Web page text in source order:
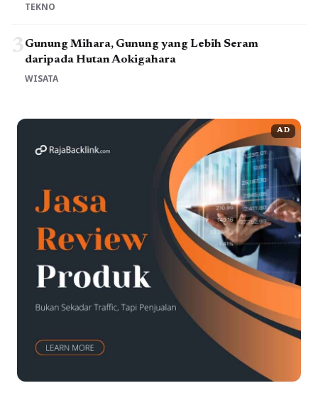
TEKNO
3Gunung Mihara, Gunung yang Lebih Seram
daripada Hutan Aokigahara
WISATA
AD